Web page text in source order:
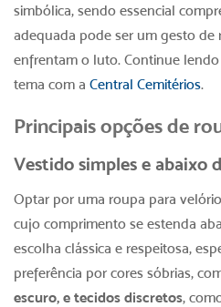
simbólica, sendo essencial
adequada pode ser um gesto de
enfrentam o luto. Continue
tema com a Central Cemitérios.
Principais opções de
Vestido simples e abaixo
Optar por uma roupa para velório
cujo comprimento se estenda
escolha clássica e respeitosa,
preferência por cores sóbrias,
escuro, e tecidos discretos,